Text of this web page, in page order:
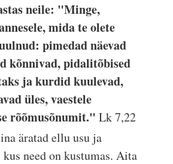
neile: "Minge,
mida te olete
pimedad näevad
kõnnivad, pidalitõbised
ja kurdid kuulevad,
üles, vaestele
rõõmusõnumit."Lk 7,22
äratad ellu usu ja
need on kustumas. Aita